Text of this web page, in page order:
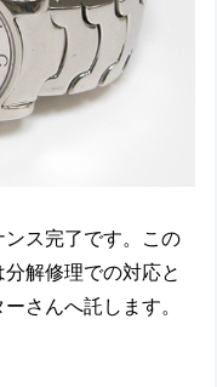
ス完了です。この
解修理での対応と
さんへ託します。